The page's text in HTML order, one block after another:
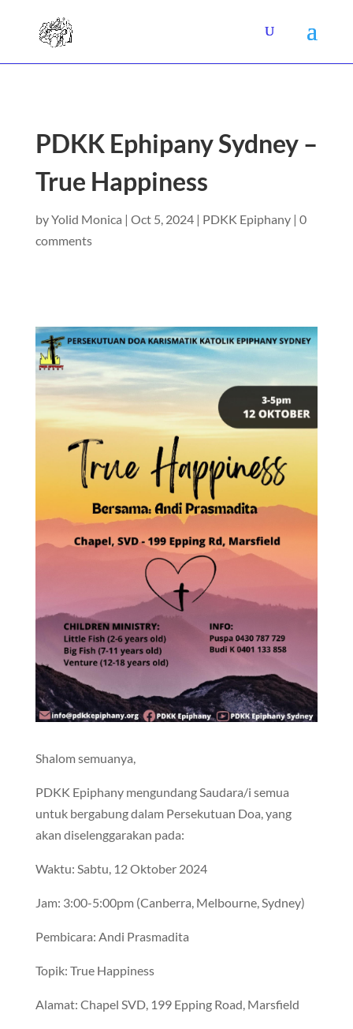
PDKK Ephipany Sydney –
True Happiness
byYolid Monica | Oct 5, 2024| PDKK Epiphany| 0
comments
Shalom semuanya,
PDKK Epiphany mengundang Saudara/i semua
untuk bergabung dalam Persekutuan Doa, yang
akan diselenggarakan pada:
Waktu: Sabtu, 12 Oktober 2024
Jam: 3:00-5:00pm (Canberra, Melbourne, Sydney)
Pembicara: Andi Prasmadita
Topik: True Happiness
Alamat: Chapel SVD, 199 Epping Road, Marsfield